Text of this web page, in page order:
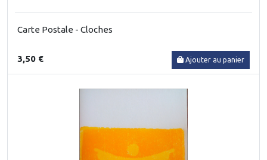
Carte Postale - Cloches
3,50 € Ajouter au panier